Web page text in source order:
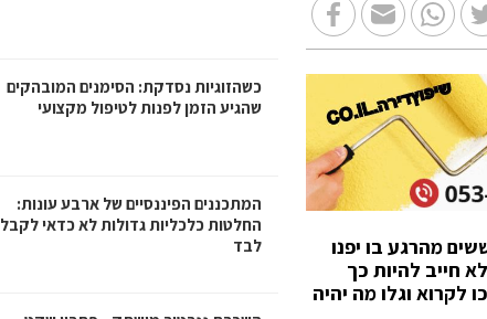
מהרגע בו יפנו
חייב להיות כך
לקרוא וגלו מה יהיה
כשהזוגיות נסדקת: הסימנים המובהקים
שהגיע הזמן לפנות לטיפול מקצועי
המתכננים הפיננסיים של ארבע עונות:
החלטות כלכליות גדולות לא כדאי לקבל
לבד